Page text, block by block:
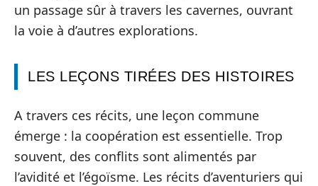
un passage sûr à travers les cavernes, ouvrant
la voie à d’autres explorations.
LES LEÇONS TIRÉES DES HISTOIRES
A travers ces récits, une leçon commune
émerge : la coopération est essentielle. Trop
souvent, des conflits sont alimentés par
l’avidité et l’égoïsme. Les récits d’aventuriers qui